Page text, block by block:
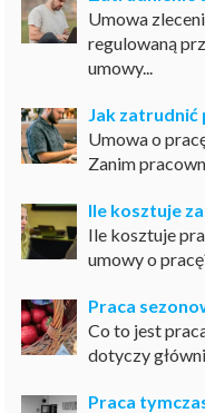
Umowa
regulowaną
umowy...
Jak
Umowa o
Zanim
Ile kosztuje
Ile kosztuje
umowy o
Praca
Co to jest
dotyczy
Praca